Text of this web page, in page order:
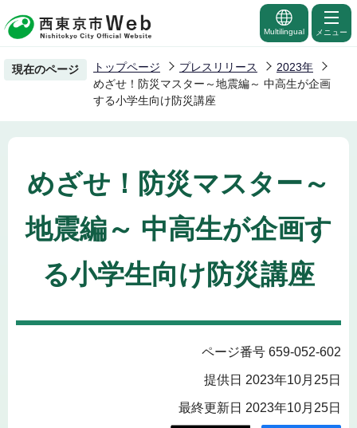
の
ー
の
先
Multilingual メニュー
現在のページ トップページ プレスリリース
2023年
めざせ！防災マスター～地震編～ 中高生が企画
する小学生向け防災講座
めざせ！防災マスター～
地震編～ 中高生が企画す
る小学生向け防災講座
ページ番号 659-052-602
提供日 2023年10月25日
最終更新日 2023年10月25日